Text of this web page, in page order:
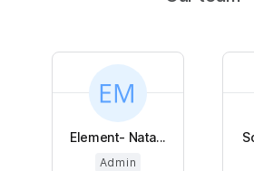
Element- Nata...
Admin